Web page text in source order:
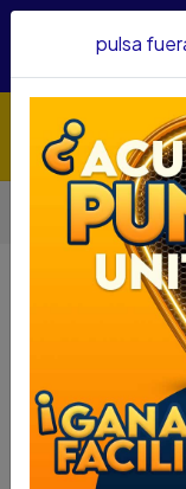
Inicio
0003026
SKU...
pulsa